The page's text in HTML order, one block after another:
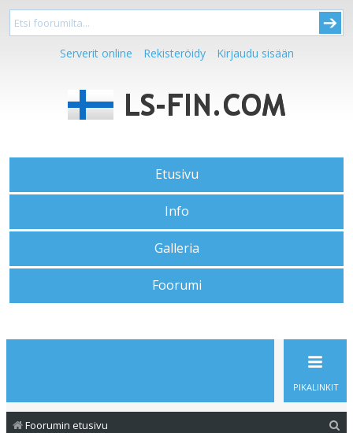
Serverit online Rekisteröidy Kirjaudu sisään
Etusivu
Info
Galleria
Foorumi
PIKALINKIT
Foorumin etusivu